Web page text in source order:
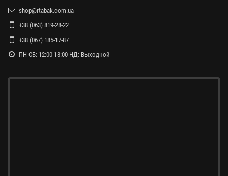
shop@rtabak.com.ua
+38 (063) 819-28-22
+38 (067) 185-17-87
ПН-СБ: 12:00-18:00 НД: Выходной